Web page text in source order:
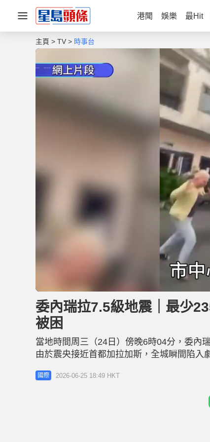
港聞 娛樂 最Hit
主頁 TV 時事台
n
u
t
e
o
d
e
d
1
%
委內瑞拉7.5級地震｜最少
被困
當地時間周三（24日）傍晚6時04分，委內
由於震央接近首都加拉加斯，全城瞬間陷入
代總統羅德里格斯宣布全國進入緊急狀態
拉臨時總統羅德里格斯（Delcy Rodriguez）
國際 2026-06-25 18:49 HKT